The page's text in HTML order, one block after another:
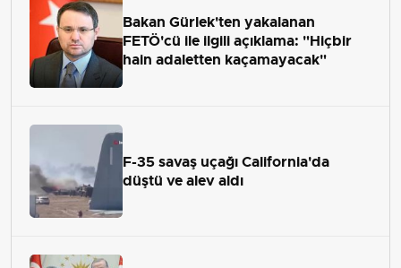
Bakan Gürlek'ten yakalanan
FETÖ'cü ile ilgili açıklama: "Hiçbir
hain adaletten kaçamayacak"
F-35 savaş uçağı California'da
düştü ve alev aldı